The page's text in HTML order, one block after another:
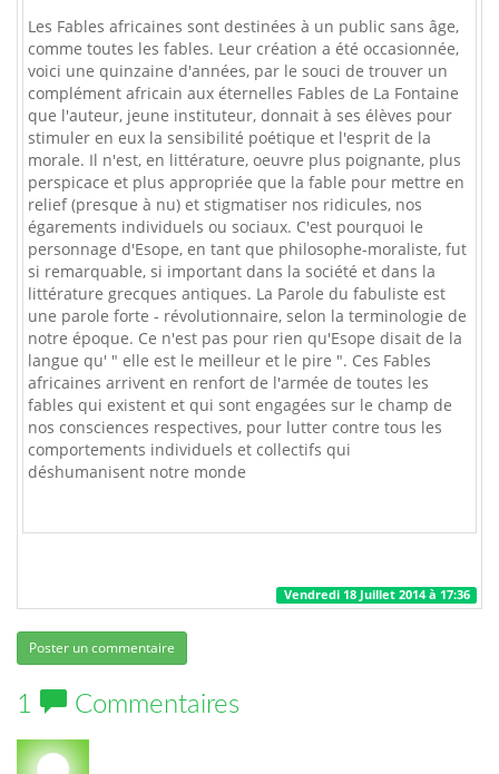
Les Fables africaines sont destinées à un public sans âge,
comme toutes les fables. Leur création a été occasionnée,
voici une quinzaine d'années, par le souci de trouver un
complément africain aux éternelles Fables de La Fontaine
que l'auteur, jeune instituteur, donnait à ses élèves pour
stimuler en eux la sensibilité poétique et l'esprit de la
morale. Il n'est, en littérature, oeuvre plus poignante, plus
perspicace et plus appropriée que la fable pour mettre en
relief (presque à nu) et stigmatiser nos ridicules, nos
égarements individuels ou sociaux. C'est pourquoi le
personnage d'Esope, en tant que philosophe-moraliste, fut
si remarquable, si important dans la société et dans la
littérature grecques antiques. La Parole du fabuliste est
une parole forte - révolutionnaire, selon la terminologie de
notre époque. Ce n'est pas pour rien qu'Esope disait de la
langue qu' " elle est le meilleur et le pire ". Ces Fables
africaines arrivent en renfort de l'armée de toutes les
fables qui existent et qui sont engagées sur le champ de
nos consciences respectives, pour lutter contre tous les
comportements individuels et collectifs qui
déshumanisent notre monde
Vendredi 18 Juillet 2014 à 17:36
Poster un commentaire
1 Commentaires